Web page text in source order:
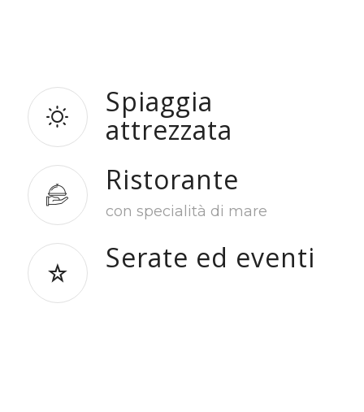
Spiaggia
attrezzata
Ristorante
con specialità di mare
Serate ed eventi